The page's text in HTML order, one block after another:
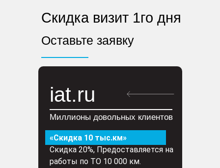
Скидка визит 1го дня
Оставьте заявку
«Скидка 10 тыс.км»
Скидка 20%, Предоставляется на
работы по ТО 10 000 км.
iat.ru
Миллионы довольных клиентов